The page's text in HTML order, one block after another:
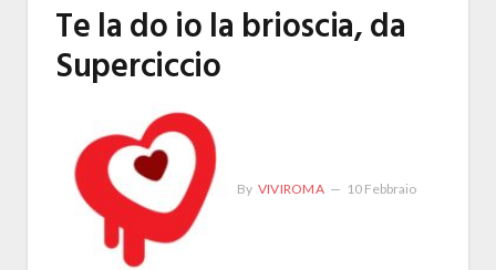
Te la do io la brioscia, da
Superciccio
By VIVIROMA 10 Febbraio